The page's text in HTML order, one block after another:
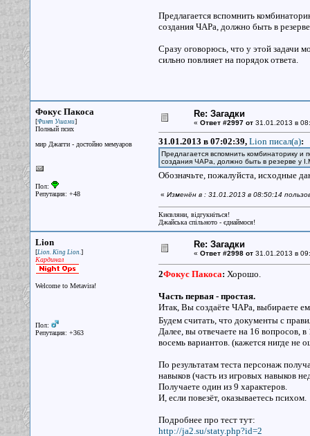
Предлагается вспомнить
создания ЧАРа, должно быть в
Сразу оговорюсь, что у этой задачи
сильно повлияет на порядок ответа.
Фокус Пакоса
[Финт Ушами]
Полный псих
мир Джагги - достойно мемуаров
Пол:
Репутация: +48
Re: Загадки
« Ответ #2997 от31.01.2013 в
31.01.2013 в 07:02:39, Lion писал(a):
Предлагается вспомнить комбинаторику и
создания ЧАРа, должно быть в резерве у
Обозначьте, пожалуйста, исходные
« Изменён в : 31.01.2013 в 08:50:14
Києвляни, відгукніться!
Джайська спільното - єднаймося!
Lion
[Lion. King Lion.]
Кардинал
Welcome to Metavira!
Пол:
Репутация: +363
Re: Загадки
« Ответ #2998 от31.01.2013 в
2Фокус Пакоса: Хорошо.
Часть первая - простая.
Итак, Вы создаёте ЧАРа, выбираете
Будем считать, что документы с
Далее, вы отвечаете на 16 вопросов,
восемь вариантов. (кажется нигде не
По результатам теста персонаж
навыков (часть из игровых навыков
Получаете один из 9 характеров.
И, если повезёт, оказываетесь психом.
Подробнее про тест тут:
http://ja2.su/staty.php?id=2